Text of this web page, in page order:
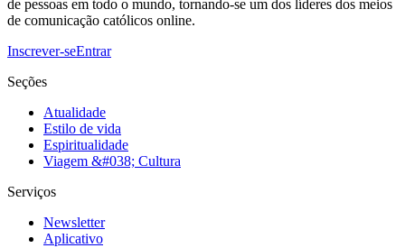
de pessoas em todo o mundo, tornando-se um dos líderes dos meios
de comunicação católicos online.
Inscrever-seEntrar
Seções
Atualidade
Estilo de vida
Espiritualidade
Viagem &#038; Cultura
Serviços
Newsletter
Aplicativo